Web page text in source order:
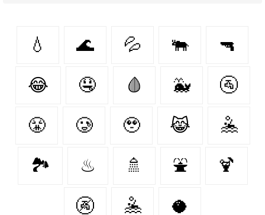
💧 🌊 💦 🐃 🔫
😂 🤤 🩸 🐳 🚰
😤 🥲 🥹 😹 🤽
🏞️ ♨ 🚿 ⛲ 🍹
🚱 🤽‍ 🥥